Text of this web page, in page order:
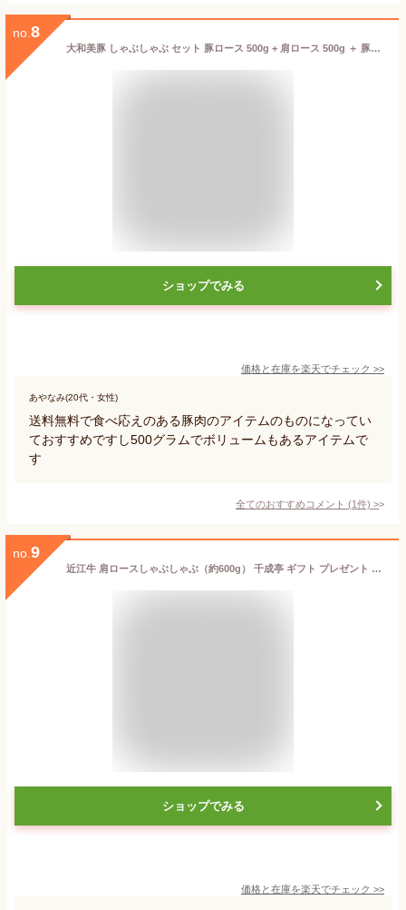
no. 8
大和美豚 しゃぶしゃぶ セット 豚ロース 500g + 肩ロース 500g ＋ 豚バラ肉 500g （ゴマだれ、または特製ポン酢を3本サービス！）しゃぶしゃぶ肉 豚しゃぶ 大和美豚 豚肉 送料無料 あす楽対応 冷凍便
ショップでみる
価格と在庫を楽天でチェック >>
あやなみ(20代・女性)
送料無料で食べ応えのある豚肉のアイテムのものになってい
ておすすめですし500グラムでボリュームもあるアイテムで
す
全てのおすすめコメント (1件) >
no. 9
近江牛 肩ロースしゃぶしゃぶ（約600g） 千成亭 ギフト プレゼント 贈り物 【代引不可】
ショップでみる
価格と在庫を楽天でチェック >>